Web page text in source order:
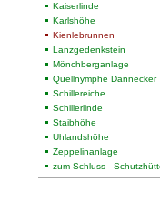
Kaiserlinde
Karlshöhe
Kienlebrunnen
Lanzgedenkstein
Mönchberganlage
Quellnymphe Dannecker
Schillereiche
Schillerlinde
Staibhöhe
Uhlandshöhe
Zeppelinanlage
zum Schluss -